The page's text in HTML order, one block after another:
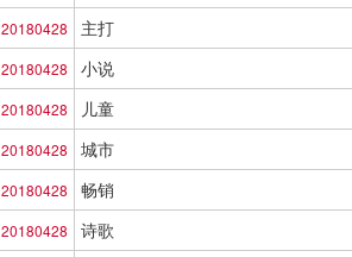
20180428 主打
20180428 小说
20180428 儿童
20180428 城市
20180428 畅销
20180428 诗歌